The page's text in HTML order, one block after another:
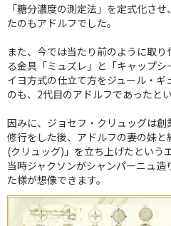
「糖分濃度の測定法」を定式化さ
たのもアドルフでした。
また、今では当たり前のように取
る金具「ミュズレ」と「キャップ
イヨ方式の仕立て方をジュール・
のも、2代目のアドルフであったとい
因みに、ジョセフ・クリュッグは創
修行をした後、アドルフの妻の妹
(クリュッグ)」を立ち上げたという
当時ジャクソンがシャンパーニュ
た様が想像できます。